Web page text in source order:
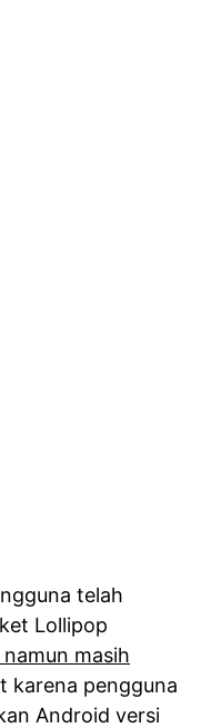
telah
Lollipop
masih
karena pengguna
Android versi